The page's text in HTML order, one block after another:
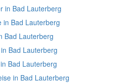
in Bad Lauterberg
in Bad Lauterberg
Bad Lauterberg
Bad Lauterberg
Bad Lauterberg
in Bad Lauterberg